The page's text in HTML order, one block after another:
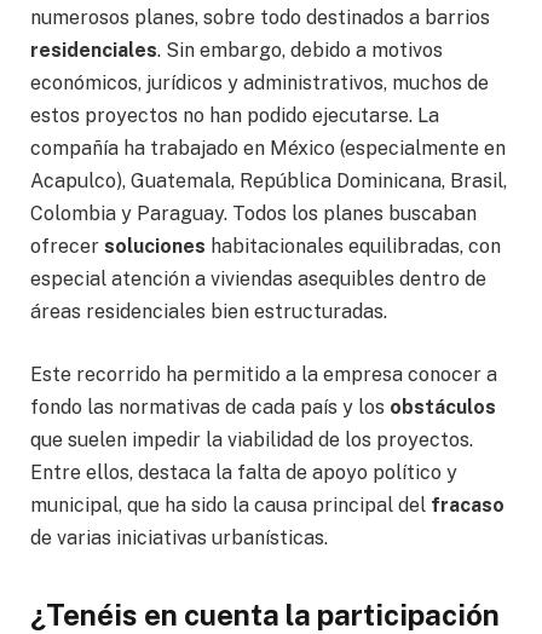
numerosos planes, sobre todo destinados a barrios
residenciales. Sin embargo, debido a motivos
económicos, jurídicos y administrativos, muchos de
estos proyectos no han podido ejecutarse. La
compañía ha trabajado en México (especialmente en
Acapulco), Guatemala, República Dominicana, Brasil,
Colombia y Paraguay. Todos los planes buscaban
ofrecer soluciones habitacionales equilibradas, con
especial atención a viviendas asequibles dentro de
áreas residenciales bien estructuradas.
Este recorrido ha permitido a la empresa conocer a
fondo las normativas de cada país y los obstáculos
que suelen impedir la viabilidad de los proyectos.
Entre ellos, destaca la falta de apoyo político y
municipal, que ha sido la causa principal del fracaso
de varias iniciativas urbanísticas.
¿Tenéis en cuenta la participación